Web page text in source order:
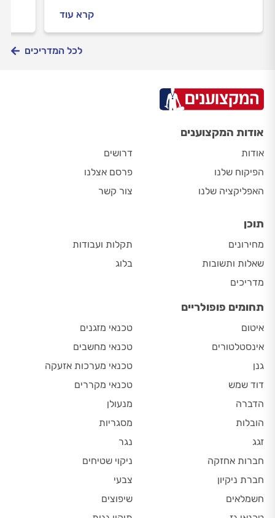
קרא עוד
לכל המדריכים
אודות המקצוענים
אודות
הפיקוח שלנו
האפליקציה שלנו
דרושים
פרסם אצלנו
צור קשר
תוכן
מחירונים
שאלות ותשובות
מדריכים
תקלות ועבודות
בלוג
תחומים פופולריים
איטום
אינסטלטורים
גנן
דוד שמש
הדברה
הובלות
זגג
חברות אחזקה
חברת ניקיון
חשמלאים
טכנאי מזגנים
טכנאי מחשבים
טכנאי מערכות אזעקה
טכנאי מקררים
מנעולן
מסגריות
נגר
ניקוי שטיחים
צבעי
שיפוצים